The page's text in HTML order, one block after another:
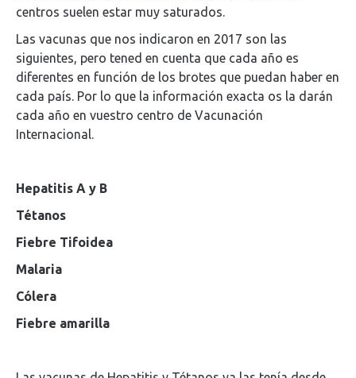
centros suelen estar muy saturados.
Las vacunas que nos indicaron en 2017 son las
siguientes, pero tened en cuenta que cada año es
diferentes en función de los brotes que puedan haber en
cada país. Por lo que la información exacta os la darán
cada año en vuestro centro de Vacunación
Internacional.
Hepatitis A y B
Tétanos
Fiebre Tifoidea
Malaria
Cólera
Fiebre amarilla